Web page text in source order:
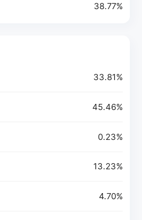
38.77%
33.81%
45.46%
0.23%
13.23%
4.70%